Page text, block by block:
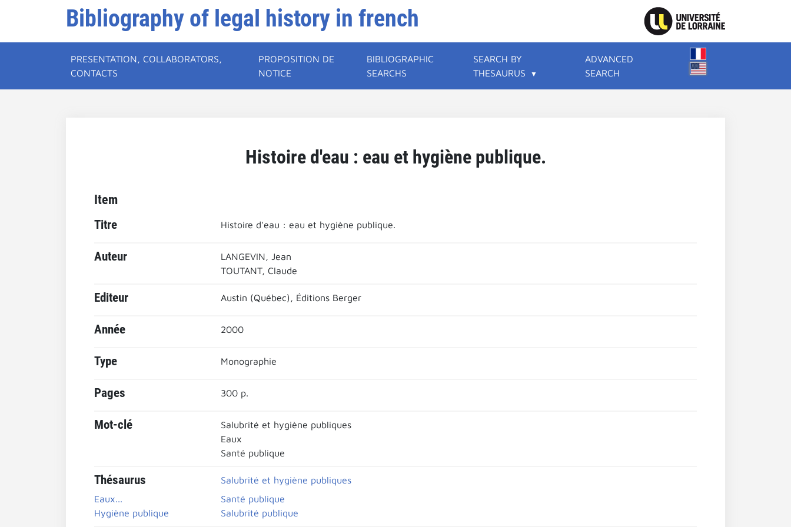
Bibliography of legal history in french
PRESENTATION, COLLABORATORS,
CONTACTS
PROPOSITION DE
NOTICE
BIBLIOGRAPHIC
SEARCHS
SEARCH BY
THESAURUS
ADVANCED
SEARCH
Histoire d'eau : eau et hygiène publique.
Item
Titre Histoire d'eau : eau et hygiène publique.
Auteur
LANGEVIN, Jean
TOUTANT, Claude
Editeur Austin (Québec), Éditions Berger
Année 2000
Type Monographie
Pages 300 p.
Mot-clé
Salubrité et hygiène publiques
Eaux
Santé publique
Thésaurus
Salubrité et hygiène publiques
Eaux...
Santé publique
Hygiène publique
Salubrité publique